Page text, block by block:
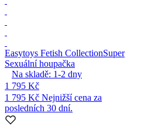
Easytoys Fetish CollectionSuper
Sexuální houpačka
Na skladě: 1-2 dny
1 795 Kč
1 795 Kč Nejnižší cena za
posledních 30 dní.